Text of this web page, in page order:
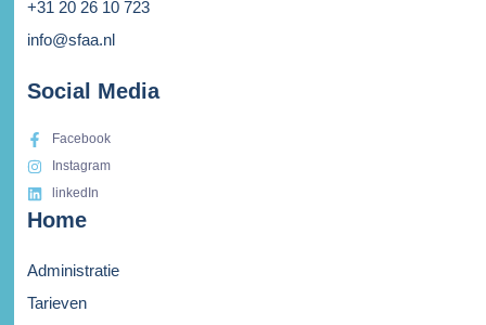
+31 20 26 10 723
info@sfaa.nl
Social Media
Facebook
Instagram
linkedIn
Home
Administratie
Tarieven